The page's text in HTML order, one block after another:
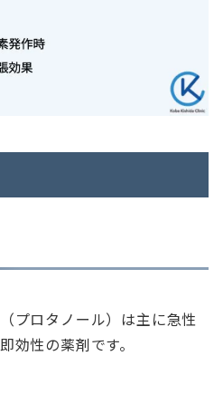
プロタノール）は主に急性
効性の薬剤です。